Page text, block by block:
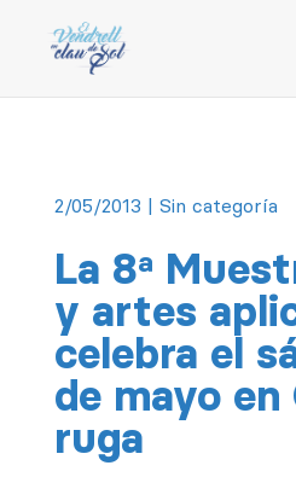
2/05/2013 | Sin categoría
La 8ª
y artes
celebra el
de mayo en
ruga